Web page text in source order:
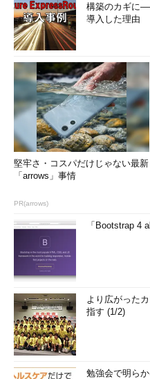
構築のカギに
導入した理由
堅牢さ・コスパだけじゃない最新
「arrows」事情
PR(arrows)
「Bootstrap 4
より広がった
指す (1/2)
勉強会で明ら